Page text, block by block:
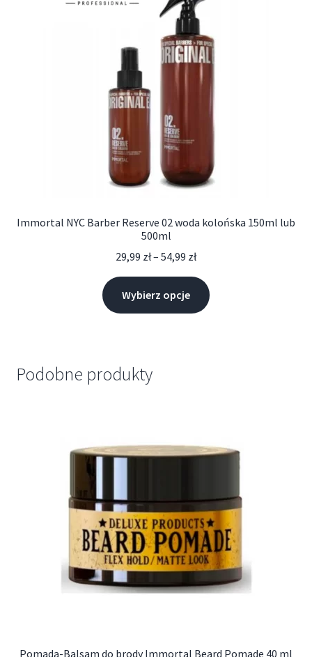
Immortal NYC Barber Reserve 02 woda kolońska 150ml lub
500ml
29,99 zł– 54,99 zł
Wybierz opcje
Podobne produkty
Pomada-Balsam do brody Immortal Beard Pomade 40 ml